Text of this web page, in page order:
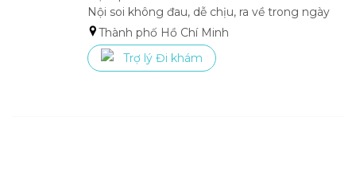
Nội soi không đau, dễ chịu, ra về trong ngày
Thành phố Hồ Chí Minh
Trợ lý Đi khám